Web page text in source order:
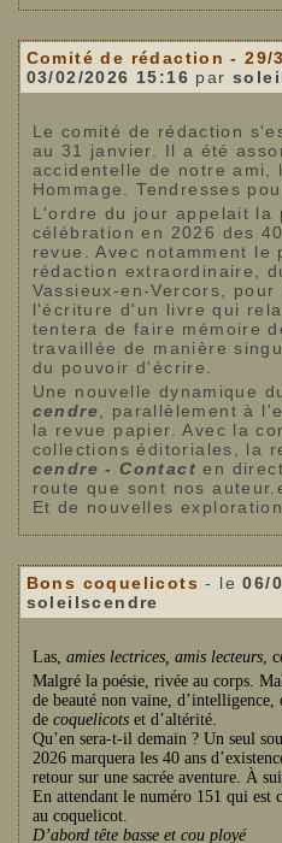
Comité de rédaction - 29/
03/02/2026 15:16 par
Le comité de rédaction
au 31 janvier. Il a été
accidentelle de notre ami,
Hommage. Tendresses
L'ordre du jour appelait la
célébration en 2026 des
revue. Avec notamment le
rédaction extraordinaire,
Vassieux-en-Vercors, pour
l'écriture d'un livre qui
tentera de faire mémoire
travaillée de manière
du pouvoir d'écrire.
Une nouvelle dynamique
cendre , parallèlement à
la revue papier. Avec la
collections éditoriales, la
cendre - Contact en
route que sont nos
Et de nouvelles
Bons coquelicots - le06/
soleilscendre
Las, amies lectrices, amis lecteurs,
Malgré la poésie, rivée au corps.
de beauté non vaine,
de coquelicotset d’altérité.
Qu’en sera-t-il demain ? Un seul
2026 marquera les 40 ans
retour sur une sacrée aventure. À
En attendant le numéro 151 qui est
au coquelicot.
D’abord tête basse et cou ployé